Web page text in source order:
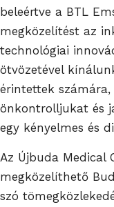
beleértve a BTL
megközelítést az
technológiai
ötvözetével
érintettek számára,
önkontrolljukat és
egy kényelmes és
Az Újbuda Medical
megközelíthető
szó